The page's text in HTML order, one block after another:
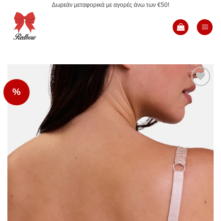
περιεχόμενο
Δωρεάν μεταφορικά με αγορές άνω των €50!
%
Add to
Wishlist